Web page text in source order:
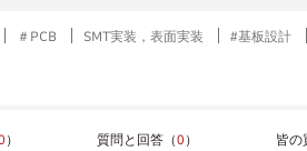
＃PCB SMT実装，表面実装 #基板設計
） 質問と回答（0） 皆の